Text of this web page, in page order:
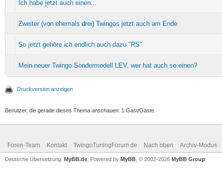
Ich habe jetzt auch einen...
Zweiter (von ehemals drei) Twingos jetzt auch am Ende
So jetzt gehöre ich endlich auch dazu "RS"
Mein neuer Twingo Sondermodell LEV, wer hat auch so einen?
Druckversion anzeigen
Benutzer, die gerade dieses Thema anschauen: 1 Gast/Gäste
Foren-Team Kontakt TwingoTuningForum.de Nach oben Archiv-Modus
Deutsche Übersetzung: MyBB.de , Powered by MyBB , © 2002-2026 MyBB Group